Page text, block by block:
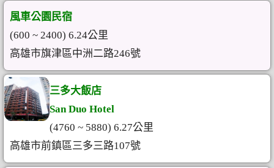
風車公園民宿
(600 ~ 2400) 6.24公里
高雄市旗津區中洲二路246號
三多大飯店
San Duo Hotel
(4760 ~ 5880) 6.27公里
高雄市前鎮區三多三路107號